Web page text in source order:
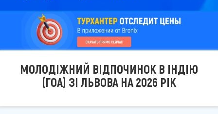
МОЛОДІЖНИЙ ВІДПОЧИНОК В ІНДІЮ
(ГОА) ЗІ ЛЬВОВА НА 2026 РІК